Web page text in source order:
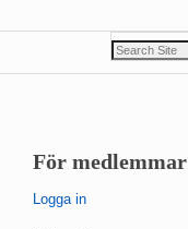
För medlemmar
Logga in